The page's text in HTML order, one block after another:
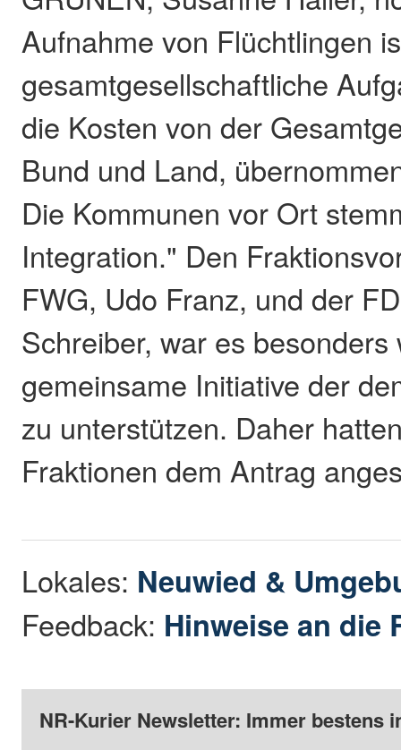
Aufnahme von Flüchtlingen
gesamtgesellschaftliche
die Kosten von der
Bund und Land,
Die Kommunen vor Ort
Integration." Den
FWG, Udo Franz, und der
Schreiber, war es besonders
gemeinsame Initiative der
zu unterstützen. Daher
Fraktionen dem Antrag
Lokales: Neuwied &
Feedback: Hinweise an die
NR-Kurier Newsletter: Immer bestens